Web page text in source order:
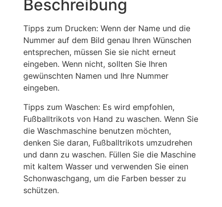
Beschreibung
Tipps zum Drucken: Wenn der Name und die
Nummer auf dem Bild genau Ihren Wünschen
entsprechen, müssen Sie sie nicht erneut
eingeben. Wenn nicht, sollten Sie Ihren
gewünschten Namen und Ihre Nummer
eingeben.
Tipps zum Waschen: Es wird empfohlen,
Fußballtrikots von Hand zu waschen. Wenn Sie
die Waschmaschine benutzen möchten,
denken Sie daran, Fußballtrikots umzudrehen
und dann zu waschen. Füllen Sie die Maschine
mit kaltem Wasser und verwenden Sie einen
Schonwaschgang, um die Farben besser zu
schützen.